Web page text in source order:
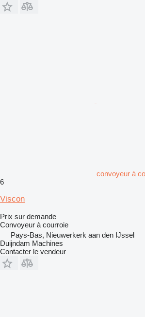
convoyeur à
6
Viscon
Prix sur demande
Convoyeur à courroie
Pays-Bas, Nieuwerkerk aan den IJssel
Duijndam Machines
Contacter le vendeur